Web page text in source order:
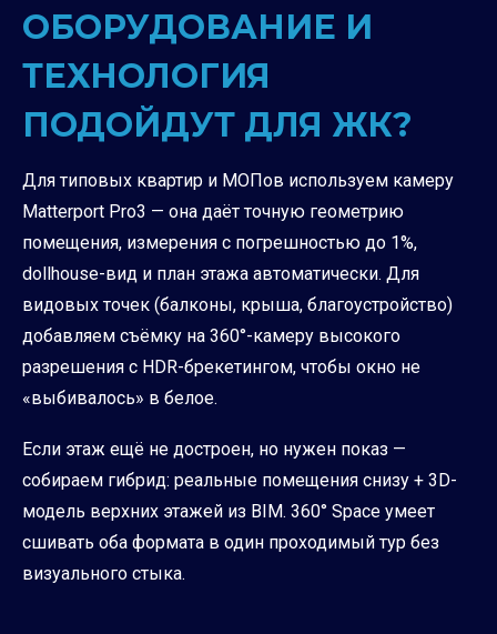
ОБОРУДОВАНИЕ И
ТЕХНОЛОГИЯ
ПОДОЙДУТ ДЛЯ ЖК?
Для типовых квартир и МОПов используем камеру
Matterport Pro3 — она даёт точную геометрию
помещения, измерения с погрешностью до 1%,
dollhouse-вид и план этажа автоматически. Для
видовых точек (балконы, крыша, благоустройство)
добавляем съёмку на 360°-камеру высокого
разрешения с HDR-брекетингом, чтобы окно не
«выбивалось» в белое.
Если этаж ещё не достроен, но нужен показ —
собираем гибрид: реальные помещения снизу + 3D-
модель верхних этажей из BIM. 360° Space умеет
сшивать оба формата в один проходимый тур без
визуального стыка.